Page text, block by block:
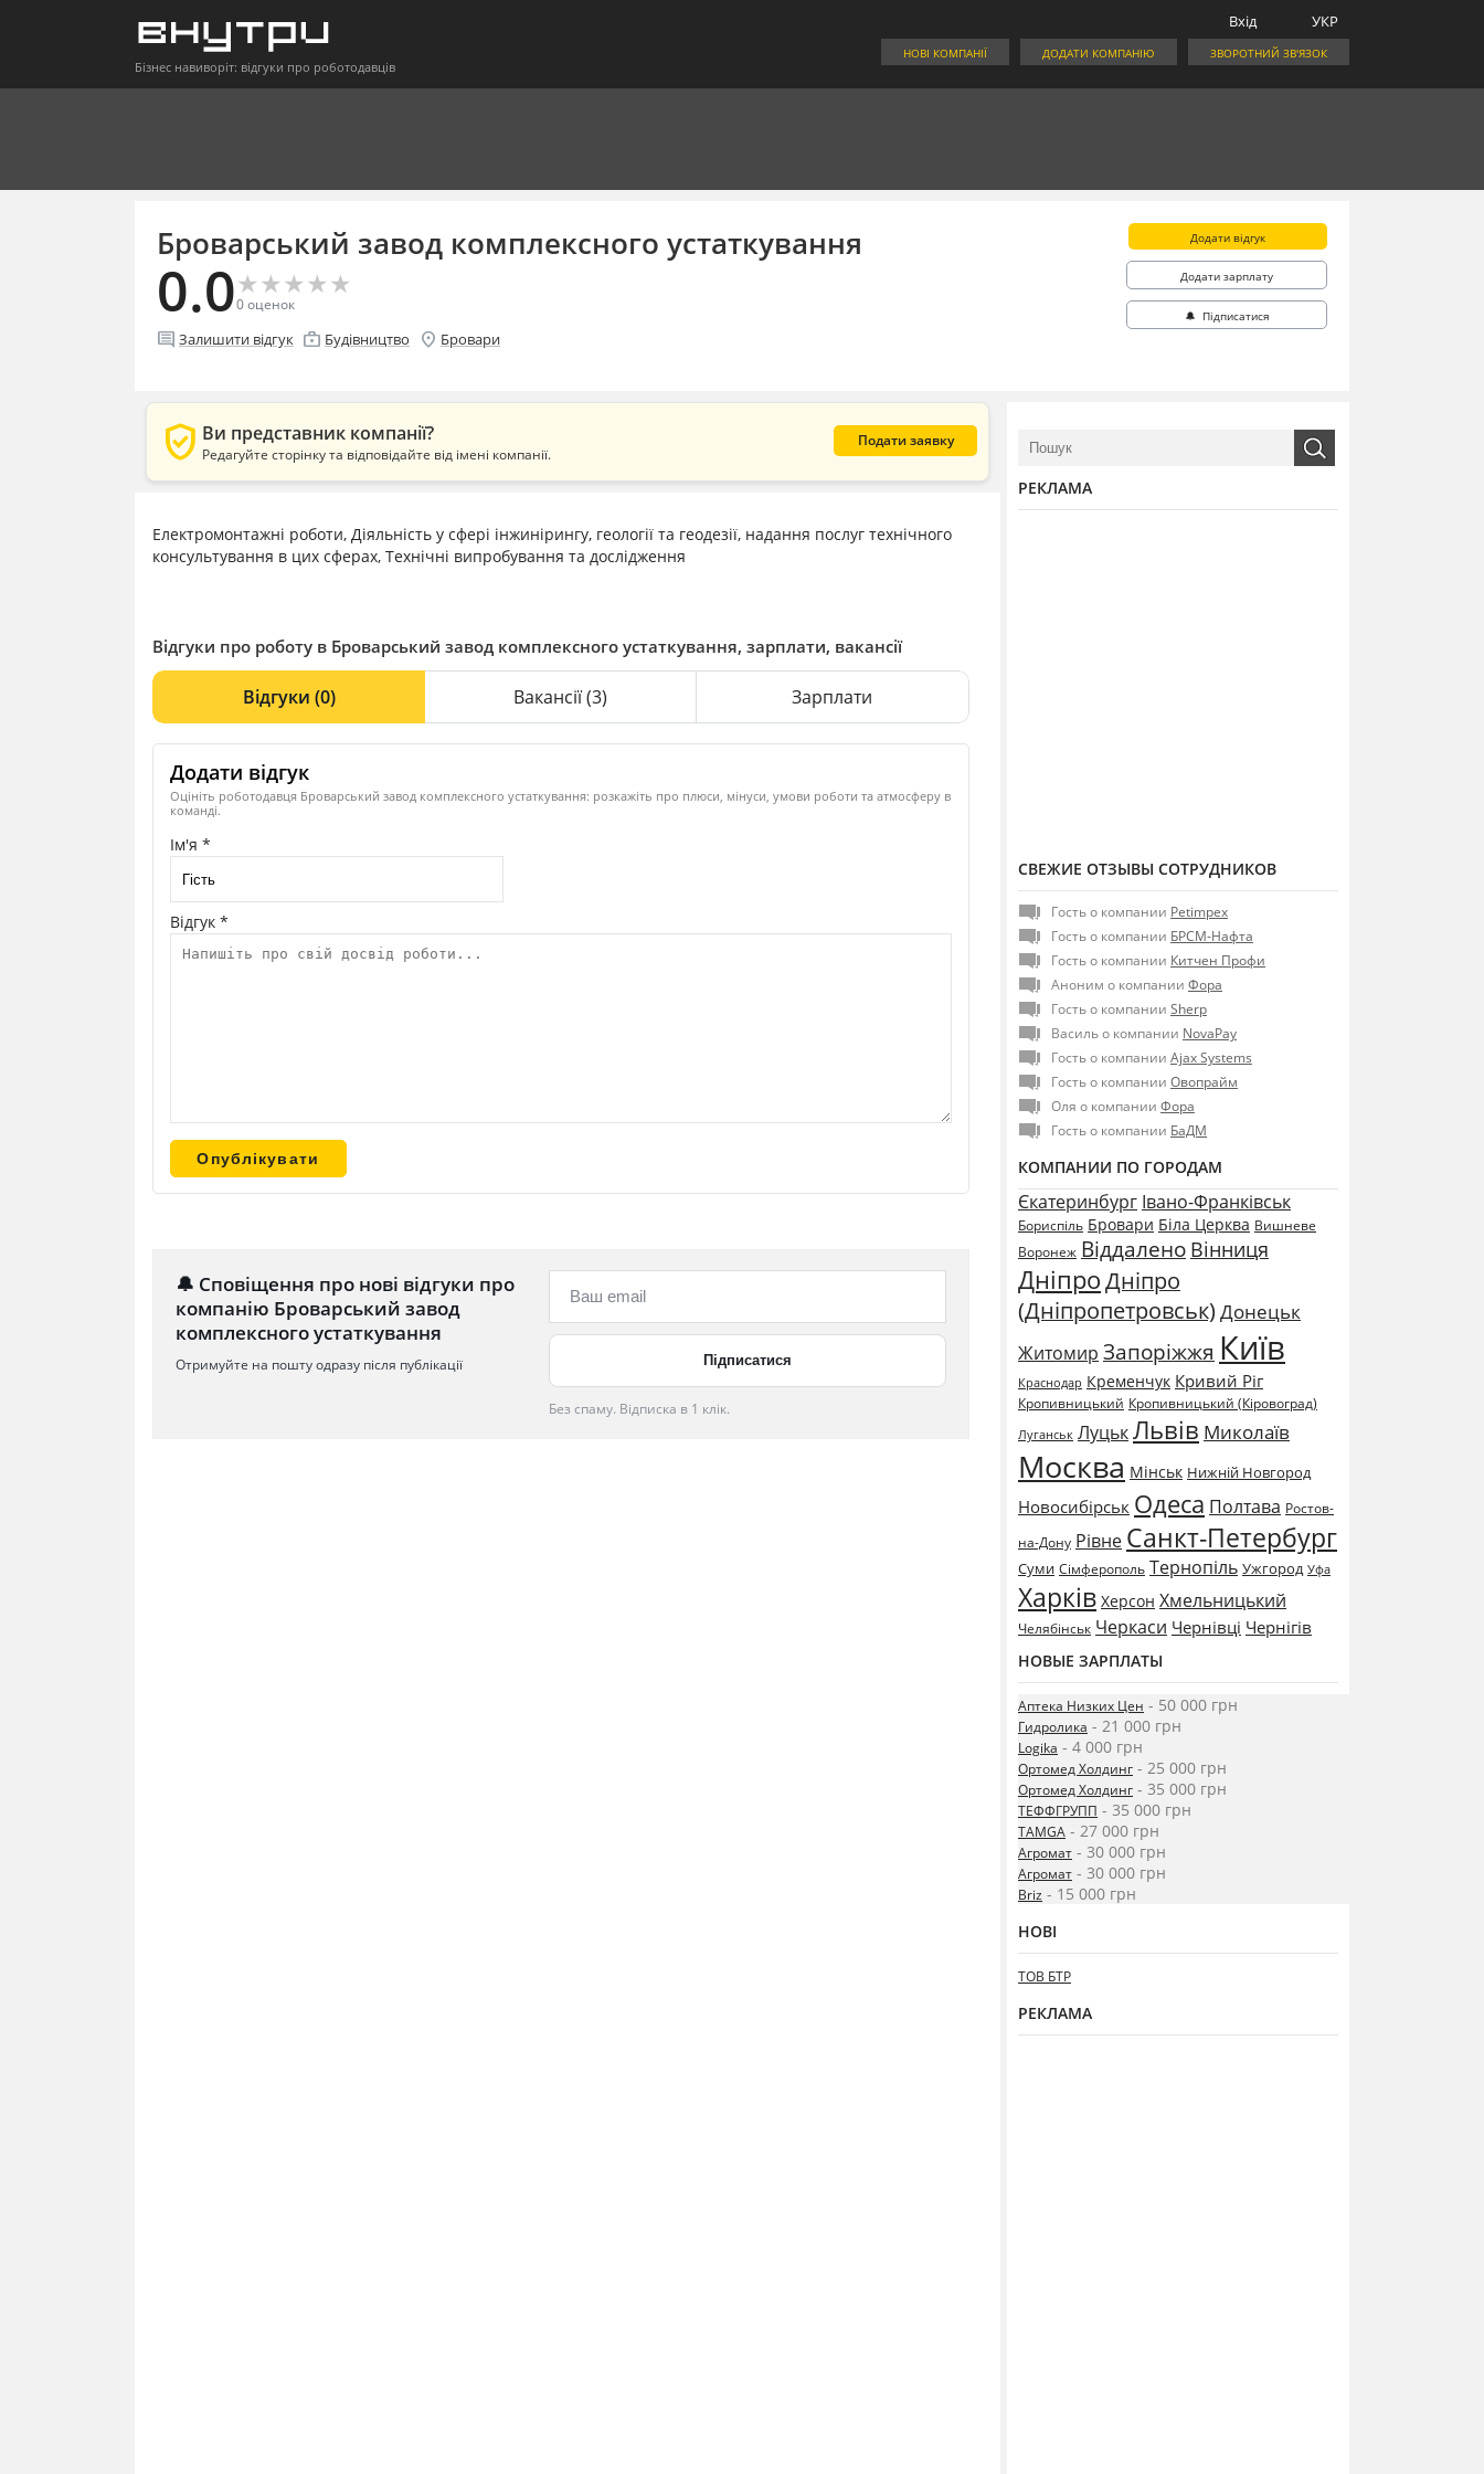
Бізнес навиворіт: відгуки про роботодавців
УКР
Вхід
ЗВОРОТНИЙ ЗВ'ЯЗОК
ДОДАТИ КОМПАНІЮ
НОВІ КОМПАНІЇ
Броварський завод комплексного устаткування
0.0★
★★
★★
★★
★★
★
0оценок
comment Залишити відгук enterprise Будівництво location_on Бровари
Додати відгук
Додати зарплату
🔔 Підписатися
verified_user Ви представник компанії?
Редагуйте сторінку та відповідайте від імені компанії.
Подати заявку
Електромонтажні роботи, Діяльність у сфері інжинірингу, геології та геодезії, надання послуг технічного
консультування в цих сферах, Технічні випробування та дослідження
Відгуки про роботу в Броварський завод комплексного устаткування, зарплати, вакансії
Відгуки (0) Вакансії(3) Зарплати
Додати відгук
Оцініть роботодавця Броварський завод комплексного устаткування: розкажіть про плюси, мінуси, умови роботи та атмосферу в
команді.
Ім'я *
Відгук *
🔔 Сповіщення про нові відгуки про
компанію Броварський завод
комплексного устаткування
Отримуйте на пошту одразу після публікації
Без спаму. Відписка в 1 клік.
РЕКЛАМА
СВЕЖИЕ ОТЗЫВЫ СОТРУДНИКОВ
Гость о компании Petimpex
Гость о компании БРСМ-Нафта
Гость о компании Китчен Профи
Аноним о компании Фора
Гость о компании Sherp
Василь о компании NovaPay
Гость о компании Ajax Systems
Гость о компании Овопрайм
Оля о компании Фора
Гость о компании БаДМ
КОМПАНИИ ПО ГОРОДАМ
Єкатеринбург Івано-Франківськ
Бориспіль Бровари Біла Церква Вишневе
Воронеж Віддалено Вінниця
ДніпроДніпро
(Дніпропетровськ) Донецьк
Житомир Запоріжжя Київ
Краснодар Кременчук Кривий Ріг
Кропивницький Кропивницький (Кіровоград)
Луганськ ЛуцькЛьвів Миколаїв
Москва Мінськ Нижній Новгород
Новосибірськ Одеса Полтава Ростов-
на-Дону Рівне Санкт-Петербург
Суми Сімферополь Тернопіль Ужгород Уфа
Харків Херсон Хмельницький
Челябінськ Черкаси Чернівці Чернігів
НОВЫЕ ЗАРПЛАТЫ
Аптека Низких Цен - 50 000 грн
Гидролика - 21 000 грн
Logika - 4 000 грн
Ортомед Холдинг - 25 000 грн
Ортомед Холдинг - 35 000 грн
ТЕФФГРУПП - 35 000 грн
TAMGA - 27 000 грн
Агромат - 30 000 грн
Агромат - 30 000 грн
Briz - 15 000 грн
НОВІ
ТОВ БТР
РЕКЛАМА